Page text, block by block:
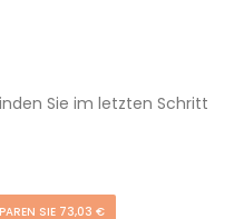
Sie im letzten Schritt
SIE 73,03 €